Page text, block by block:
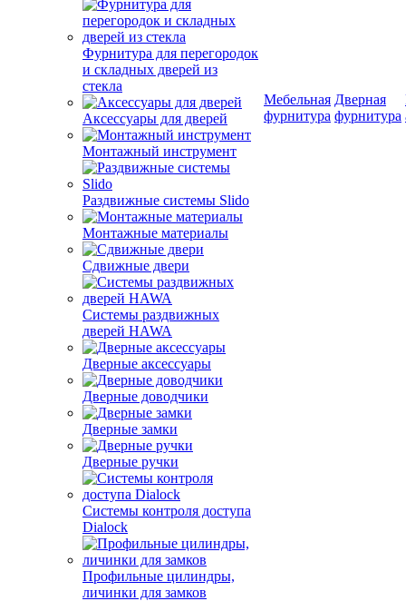
Фурнитура для перегородок
и складных дверей из
стекла
Аксессуары для дверей
Монтажный инструмент
Раздвижные системы Slido
Монтажные материалы
Сдвижные двери
Системы раздвижных
дверей HAWA
Дверные аксессуары
Дверные доводчики
Дверные замки
Дверные ручки
Системы контроля доступа
Dialock
Профильные цилиндры,
личинки для замков
Мебельная
фурнитура
Дверная
фурнитура